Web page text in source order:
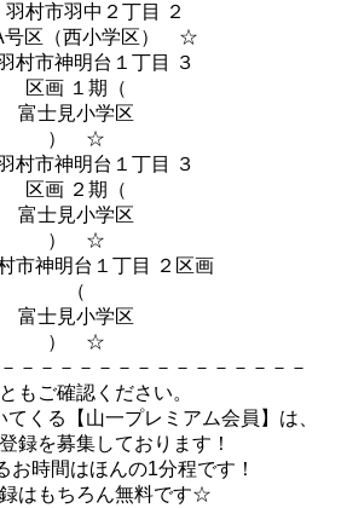
村市羽中２丁目 ２
号区（西小学区） ☆
市神明台１丁目 ３
区画 １期（
富士見小学区
） ☆
市神明台１丁目 ３
区画 ２期（
富士見小学区
） ☆
神明台１丁目 ２区画
（
富士見小学区
） ☆
－－－－－－－－－－－－－－－
もご確認ください。
くる【山一プレミアム会員】は、
録を募集しております！
お時間はほんの1分程です！
はもちろん無料です☆